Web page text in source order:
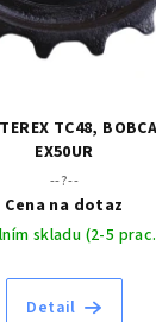
TC48,
EX50UR
--?--
Cena na dotaz
skladu (2-5
Detail